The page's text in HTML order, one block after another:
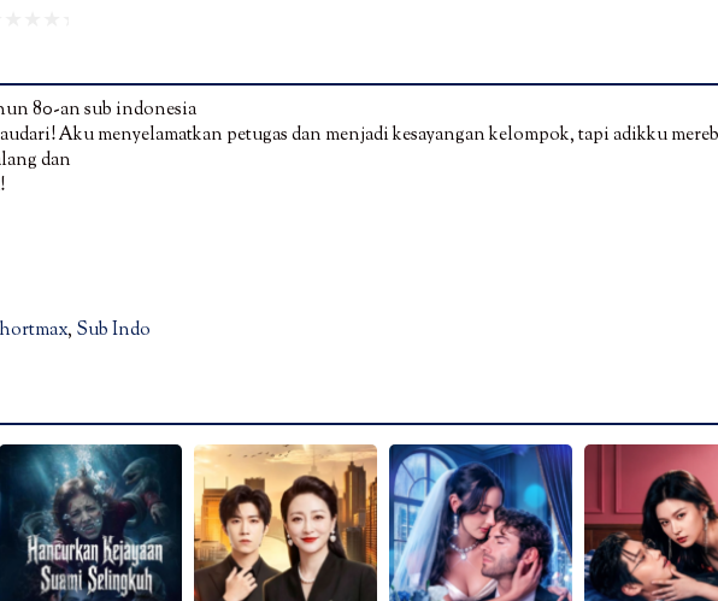
80-an sub indonesia
Aku menyelamatkan petugas dan menjadi kesayangan kelompok, tapi adikku
dan
, Sub Indo